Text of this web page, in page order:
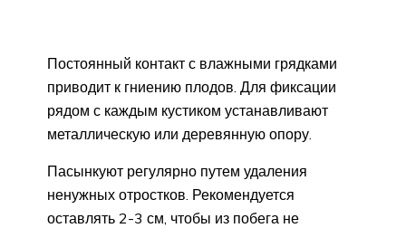
Постоянный контакт с влажными грядками
приводит к гниению плодов. Для фиксации
рядом с каждым кустиком устанавливают
металлическую или деревянную опору.
Пасынкуют регулярно путем удаления
ненужных отростков. Рекомендуется
оставлять 2-3 см, чтобы из побега не